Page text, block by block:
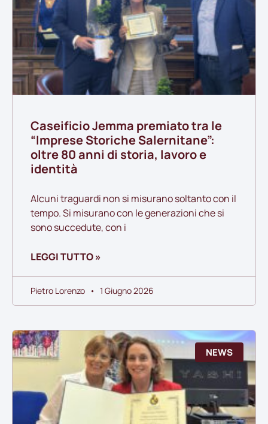
Caseificio Jemma premiato tra le
“Imprese Storiche Salernitane”:
oltre 80 anni di storia, lavoro e
identità
Alcuni traguardi non si misurano soltanto con il
tempo. Si misurano con le generazioni che si
sono succedute, con i
LEGGI TUTTO »
Pietro Lorenzo 1 Giugno 2026
NEWS